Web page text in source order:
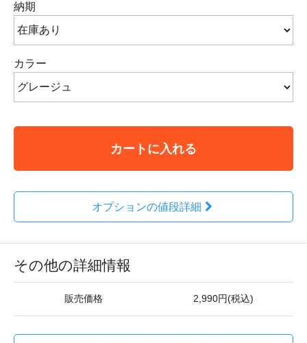
納期
カラー
カートに入れる
オプションの値段詳細
その他の詳細情報
販売価格 2,990円(税込)